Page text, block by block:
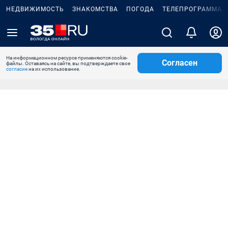
НЕДВИЖИМОСТЬ ЗНАКОМСТВА ПОГОДА ТЕЛЕПРОГРАММА
На информационном ресурсе применяются cookie-
файлы. Оставаясь на сайте, вы подтверждаете свое
согласиена их использование.
Согласен